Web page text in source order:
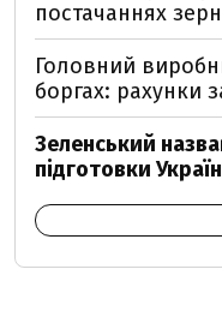
постачаннях
Головний
боргах: рахунки
Зеленський
підготовки